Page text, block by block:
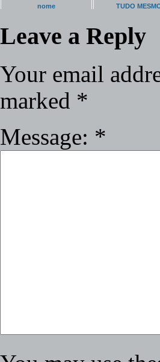
nome TUDO
Leave a Reply
Your email
marked *
Message: *